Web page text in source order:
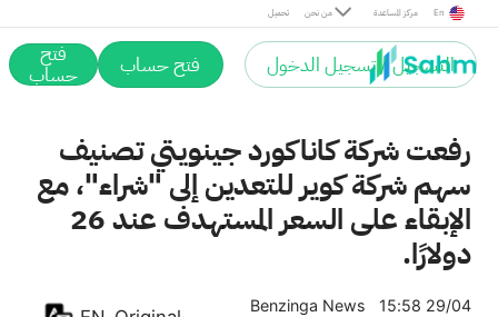
تحميل من نحن مركز المساعدة En
التسجيل / تسجيل الدخول فتح حساب فتح
حساب
رفعت شركة كاناكورد جينويتي تصنيف
سهم شركة كوير للتعدين إلى "شراء"، مع
الإبقاء على السعر المستهدف عند 26
دولارًا.
Benzinga News
15:58 29/04